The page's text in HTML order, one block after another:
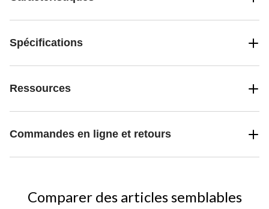
Spécifications
Ressources
Commandes en ligne et retours
Comparer des articles semblables